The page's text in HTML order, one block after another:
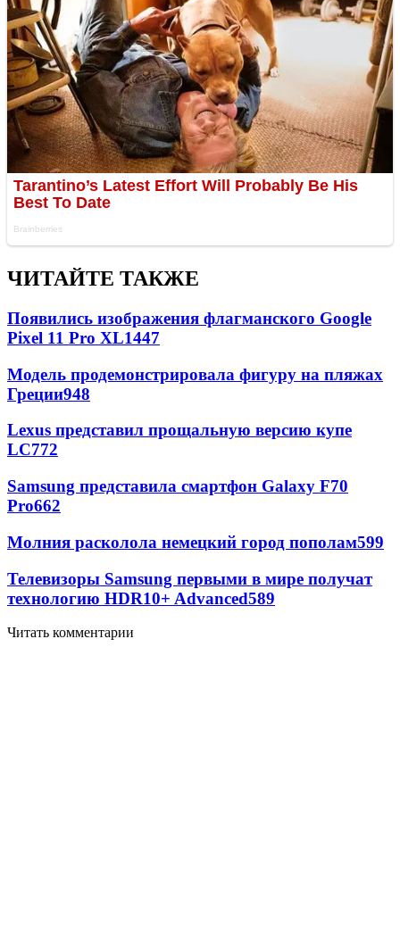
ЧИТАЙТЕ ТАКЖЕ
Появились изображения флагманского Google
Pixel 11 Pro XL1447
Модель продемонстрировала фигуру на пляжах
Греции948
Lexus представил прощальную версию купе
LC772
Samsung представила смартфон Galaxy F70
Pro662
Молния расколола немецкий город пополам599
Телевизоры Samsung первыми в мире получат
технологию HDR10+ Advanced589
Читать комментарии